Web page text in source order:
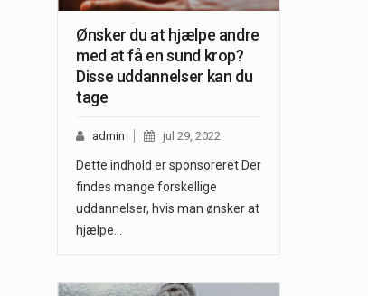
Ønsker du at hjælpe andre
med at få en sund krop?
Disse uddannelser kan du
tage
admin jul 29, 2022
Dette indhold er sponsoreret Der
findes mange forskellige
uddannelser, hvis man ønsker at
hjælpe…